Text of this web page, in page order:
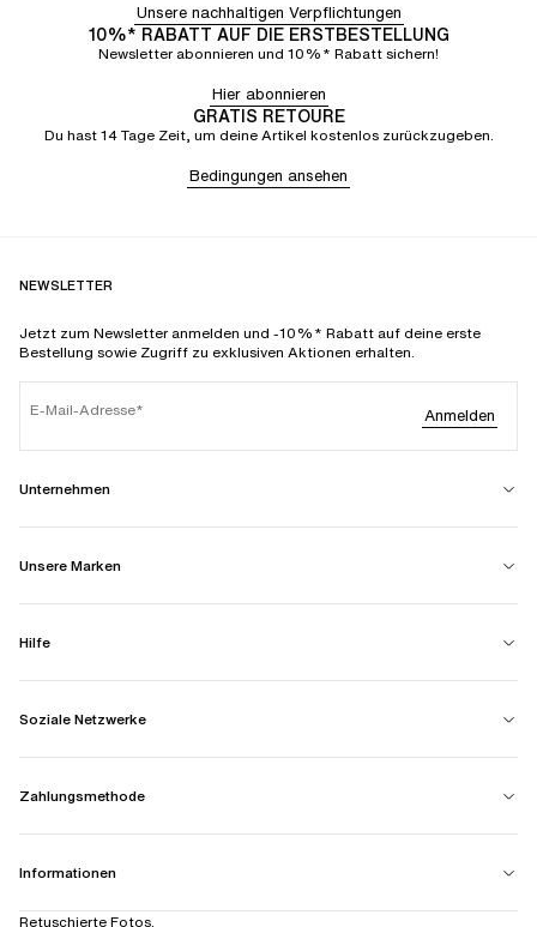
Unsere nachhaltigen Verpflichtungen
10%* RABATT AUF DIE ERSTBESTELLUNG
Newsletter abonnieren und 10%* Rabatt sichern!
Hier abonnieren
GRATIS RETOURE
Du hast 14 Tage Zeit, um deine Artikel kostenlos zurückzugeben.
Bedingungen ansehen
NEWSLETTER
Jetzt zum Newsletter anmelden und -10%* Rabatt auf deine erste
Bestellung sowie Zugriff zu exklusiven Aktionen erhalten.
E-Mail-Adresse Anmelden
Unternehmen
Unsere Marken
Hilfe
Soziale Netzwerke
Zahlungsmethode
Informationen
Retuschierte Fotos.